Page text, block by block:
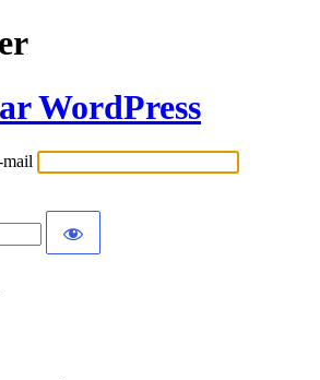
WordPress
mail